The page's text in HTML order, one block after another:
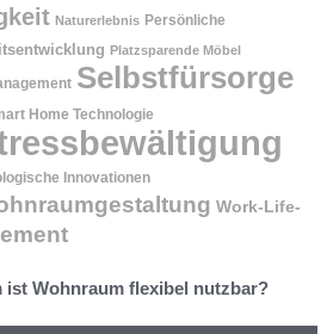
Naturerlebnis Persönliche
Platzsparende Möbel
Selbstfürsorge
Home Technologie
Innovationen
Work-Life-
ist Wohnraum flexibel nutzbar?